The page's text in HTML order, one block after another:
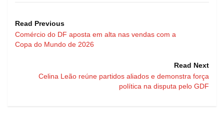
Read Previous
Comércio do DF aposta em alta nas vendas com a
Copa do Mundo de 2026
Read Next
Celina Leão reúne partidos aliados e demonstra força
política na disputa pelo GDF